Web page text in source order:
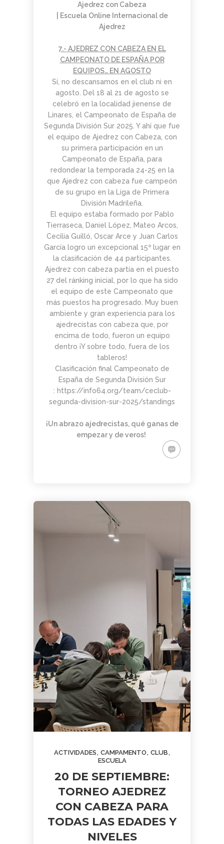
Ajedrez con Cabeza
| Escuela Online Internacional de
Ajedrez
7.- AJEDREZ CON CABEZA EN EL
CAMPEONATO DE ESPAÑA POR
EQUIPOS… EN AGOSTO
Sí, no descansamos en el club ni en
agosto. Del 18 al 21 de agosto se
celebró en la localidad jienense de
Linares, el Campeonato de España de
Segunda División Sur 2025. Y ahí que fue
el equipo de Ajedrez con Cabeza, con
su primera participación en un
Campeonato de España, para
redondear la temporada 24-25 en la
que Ajedrez con cabeza fue campeón
de su grupo en la Liga de Primera
División Madrileña.
El equipo estaba formado por Pablo
Tierraseca, Daniel López, Mateo Arcos,
Cecilia Guilló, Oscar Arce y Juan Carlos
García logro un excepcional 15º lugar en
la clasificación de 44 participantes.
Ajedrez con cabeza partía en el puesto
27 del ránking inicial, por lo que ha sido
el equipo de este Campeonato que
más puestos ha progresado. Muy buen
ambiente y gran experiencia para los
ajedrecistas con cabeza que, por
encima de todo, fueron un equipo
dentro ¡Y sobre todo, fuera de los
tableros!
Clasificación final Campeonato de
España de Segunda División Sur
: https://info64.org/team/ceclub-
segunda-division-sur-2025/standings
¡Un abrazo ajedrecistas, qué ganas de
empezar y de veros!
ACTIVIDADES, CAMPAMENTO, CLUB,
ESCUELA
20 DE SEPTIEMBRE:
TORNEO AJEDREZ
CON CABEZA PARA
TODAS LAS EDADES Y
NIVELES